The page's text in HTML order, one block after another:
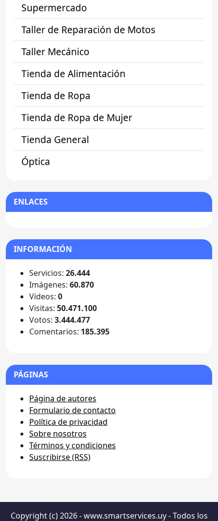
Supermercado
Taller de Reparación de Motos
Taller Mecánico
Tienda de Alimentación
Tienda de Ropa
Tienda de Ropa de Mujer
Tienda General
Óptica
ENLACES
INFORMACIÓN
Servicios: 26.444
Imágenes: 60.870
Videos: 0
Visitas: 50.471.100
Votos: 3.444.477
Comentarios: 185.395
PÁGINAS
Página de autores
Formulario de contacto
Política de privacidad
Sobre nosotros
Términos y condiciones
Suscribirse (RSS)
Copyright (c) 2026 - www.smartservices.uy - Todos los